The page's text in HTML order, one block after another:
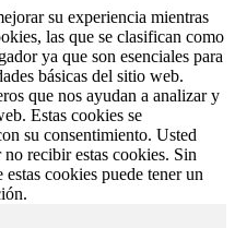
su experiencia mientras
las que se clasifican como
ya que son esenciales para
básicas del sitio web.
que nos ayudan a analizar y
Estas cookies se
su consentimiento. Usted
recibir estas cookies. Sin
cookies puede tener un